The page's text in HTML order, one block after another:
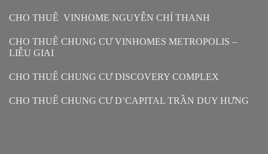
CHO THUÊ VINHOME NGUYỄN CHÍ THANH
CHO THUÊ CHUNG CƯ VINHOMES METROPOLIS –
LIỄU GIAI
CHO THUÊ CHUNG CƯ DISCOVERY COMPLEX
CHO THUÊ CHUNG CƯ D’CAPITAL TRẦN DUY HƯNG